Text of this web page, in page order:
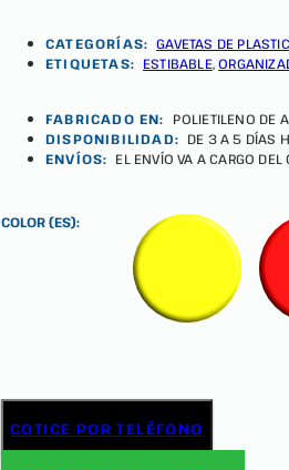
CATEGORÍAS: GAVETAS DE
ETIQUETAS: ESTIBABLE,
FABRICADO EN:
POLIETILENO DE
DISPONIBILIDAD: DE 3 A 5 DÍAS
ENVÍOS: EL ENVÍO VA A CARGO DEL
COLOR (ES):
COTICE POR TELÉFONO